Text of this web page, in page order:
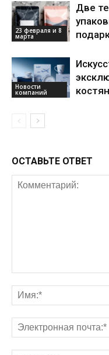
23 февраля и 8
марта
Две
Новости
компаний
ОСТАВЬТЕ ОТВЕТ